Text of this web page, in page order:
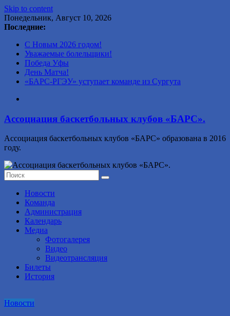
Skip to content
Понедельник, Август 10, 2026
Последние:
С Новым 2026 годом!
Уважаемые болельщики!
Победа Уфы
День Матча!
«БАРС-РГЭУ» уступает команде из Сургута
Ассоциация баскетбольных клубов «БАРС».
Ассоциация баскетбольных клубов «БАРС» образована в 2016
году.
Новости
Команда
Администрация
Календарь
Медиа
Фотогалерея
Видео
Видеотрансляция
Билеты
История
Новости